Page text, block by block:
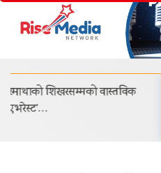
भक्तपुरको